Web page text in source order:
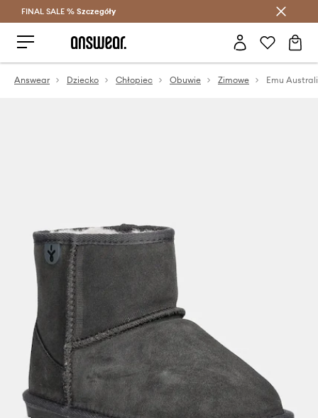
Oszczędzaj z Answear Club >
FINAL SALE % Szczegóły
Answear Dziecko Chłopiec Obuwie Zimowe